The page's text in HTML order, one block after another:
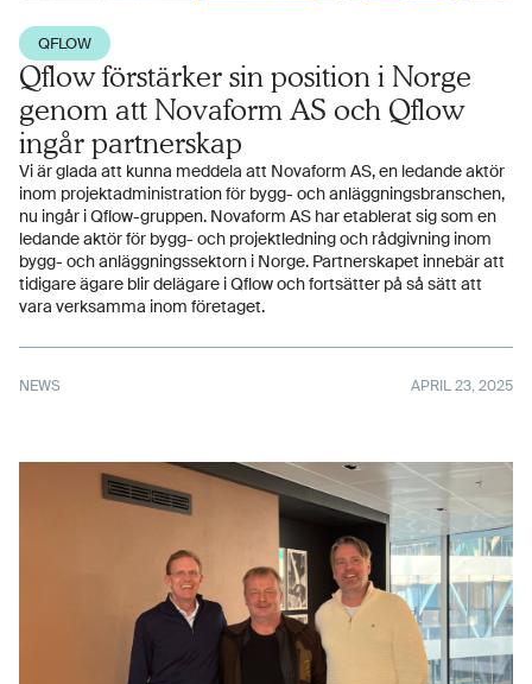
QFLOW
Qflow förstärker sin position i Norge
genom att Novaform AS och Qflow
ingår partnerskap
Vi är glada att kunna meddela att Novaform AS, en ledande aktör
inom projektadministration för bygg- och anläggningsbranschen,
nu ingår i Qflow-gruppen. Novaform AS har etablerat sig som en
ledande aktör för bygg- och projektledning och rådgivning inom
bygg- och anläggningssektorn i Norge. Partnerskapet innebär att
tidigare ägare blir delägare i Qflow och fortsätter på så sätt att
vara verksamma inom företaget.
NEWS APRIL 23, 2025